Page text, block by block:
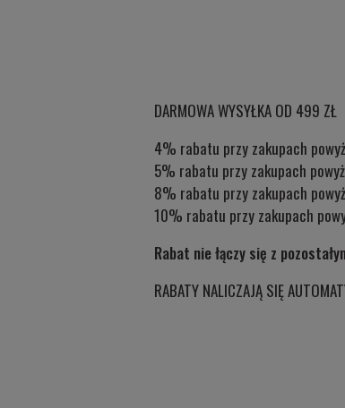
DARMOWA WYSYŁKA OD 499 ZŁ
4% rabatu przy zakupach
5% rabatu przy zakupach
8% rabatu przy zakupach
10% rabatu przy zakupach
Rabat nie łączy się z
RABATY NALICZAJĄ SIĘ